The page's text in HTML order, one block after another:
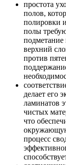
простота
полов,
полировки
полы
верхний
против
делает его
ламинатов
чистых
что
процесс